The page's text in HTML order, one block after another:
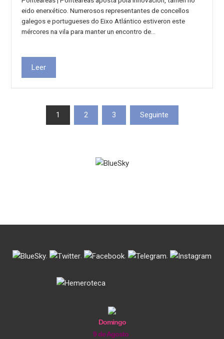
eido enerxético. Numerosos representantes de concellos
galegos e portugueses do Eixo Atlántico estiveron este
mércores na vila para manter un encontro de…
Leer
Paxinación
1 2 3 Seguinte
. . . .
Domingo
9 de Agosto